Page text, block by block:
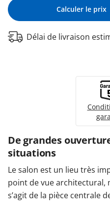
Calculer le prix
Délai de livraison
De grandes
situations
Le salon est un lieu très
point de vue architectural,
s’agit de la pièce centrale